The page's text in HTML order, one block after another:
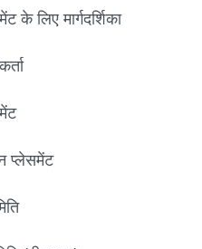
के लिए मार्गदर्शिका
प्लेसमेंट